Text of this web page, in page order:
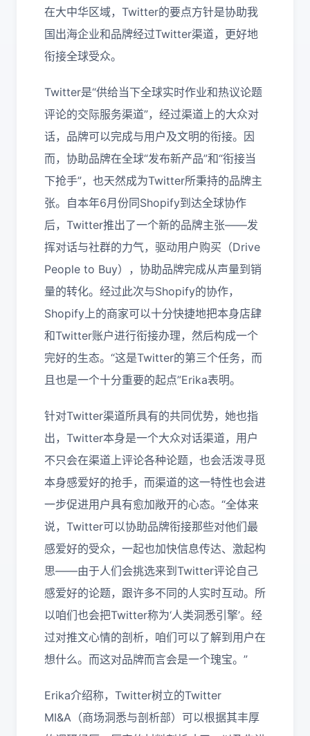
在大中华区域，Twitter的要点方针是协助我
国出海企业和品牌经过Twitter渠道，更好地
衔接全球受众。
Twitter是“供给当下全球实时作业和热议论题
评论的交际服务渠道”，经过渠道上的大众对
话，品牌可以完成与用户及文明的衔接。因
而，协助品牌在全球“发布新产品”和“衔接当
下抢手”，也天然成为Twitter所秉持的品牌主
张。自本年6月份同Shopify到达全球协作
后，Twitter推出了一个新的品牌主张——发
挥对话与社群的力气，驱动用户购买（Drive
People to Buy），协助品牌完成从声量到销
量的转化。经过此次与Shopify的协作，
Shopify上的商家可以十分快捷地把本身店肆
和Twitter账户进行衔接办理，然后构成一个
完好的生态。“这是Twitter的第三个任务，而
且也是一个十分重要的起点”Erika表明。
针对Twitter渠道所具有的共同优势，她也指
出，Twitter本身是一个大众对话渠道，用户
不只会在渠道上评论各种论题，也会活泼寻觅
本身感爱好的抢手，而渠道的这一特性也会进
一步促进用户具有愈加敞开的心态。“全体来
说，Twitter可以协助品牌衔接那些对他们最
感爱好的受众，一起也加快信息传达、激起构
思——由于人们会挑选来到Twitter评论自己
感爱好的论题，跟许多不同的人实时互动。所
以咱们也会把Twitter称为‘人类洞悉引擎’。经
过对推文心情的剖析，咱们可以了解到用户在
想什么。而这对品牌而言会是一个瑰宝。”
Erika介绍称，Twitter树立的Twitter
MI&A（商场洞悉与剖析部）可以根据其丰厚